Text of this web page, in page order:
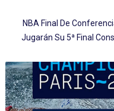
NBA Final De
Jugarán Su 5ª Final